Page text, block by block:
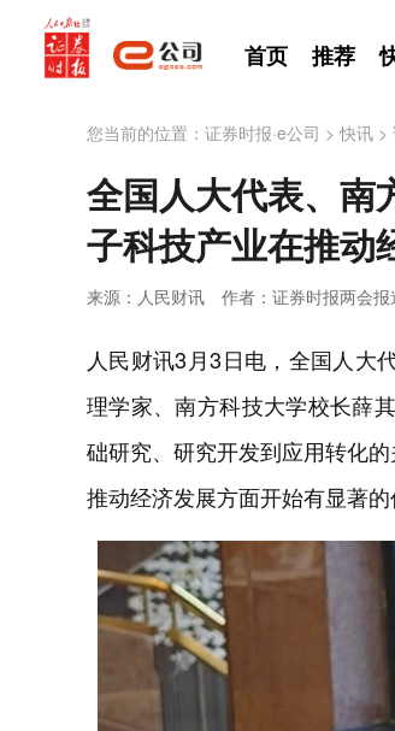
首页 推荐
您当前的位置： 证券时报·e公司 >快讯 >
全国人大代表、南
子科技产业在推动
来源：人民财讯 作者：证券时报两会报
人民财讯3月3日电，全国人大
理学家、南方科技大学校长薛
础研究、研究开发到应用转化
推动经济发展方面开始有显著的